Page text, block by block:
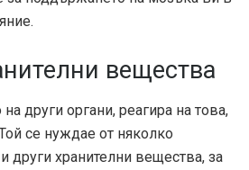
вещества
други органи, реагира на това,
се нуждае от няколко
други хранителни вещества, за